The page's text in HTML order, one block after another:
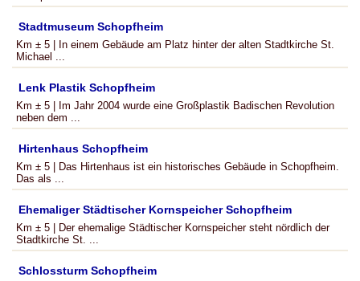
Stadtmuseum Schopfheim
Km ± 5 | In einem Gebäude am Platz hinter der alten Stadtkirche St.
Michael ...
Lenk Plastik Schopfheim
Km ± 5 | Im Jahr 2004 wurde eine Großplastik Badischen Revolution
neben dem ...
Hirtenhaus Schopfheim
Km ± 5 | Das Hirtenhaus ist ein historisches Gebäude in Schopfheim.
Das als ...
Ehemaliger Städtischer Kornspeicher Schopfheim
Km ± 5 | Der ehemalige Städtischer Kornspeicher steht nördlich der
Stadtkirche St. ...
Schlossturm Schopfheim